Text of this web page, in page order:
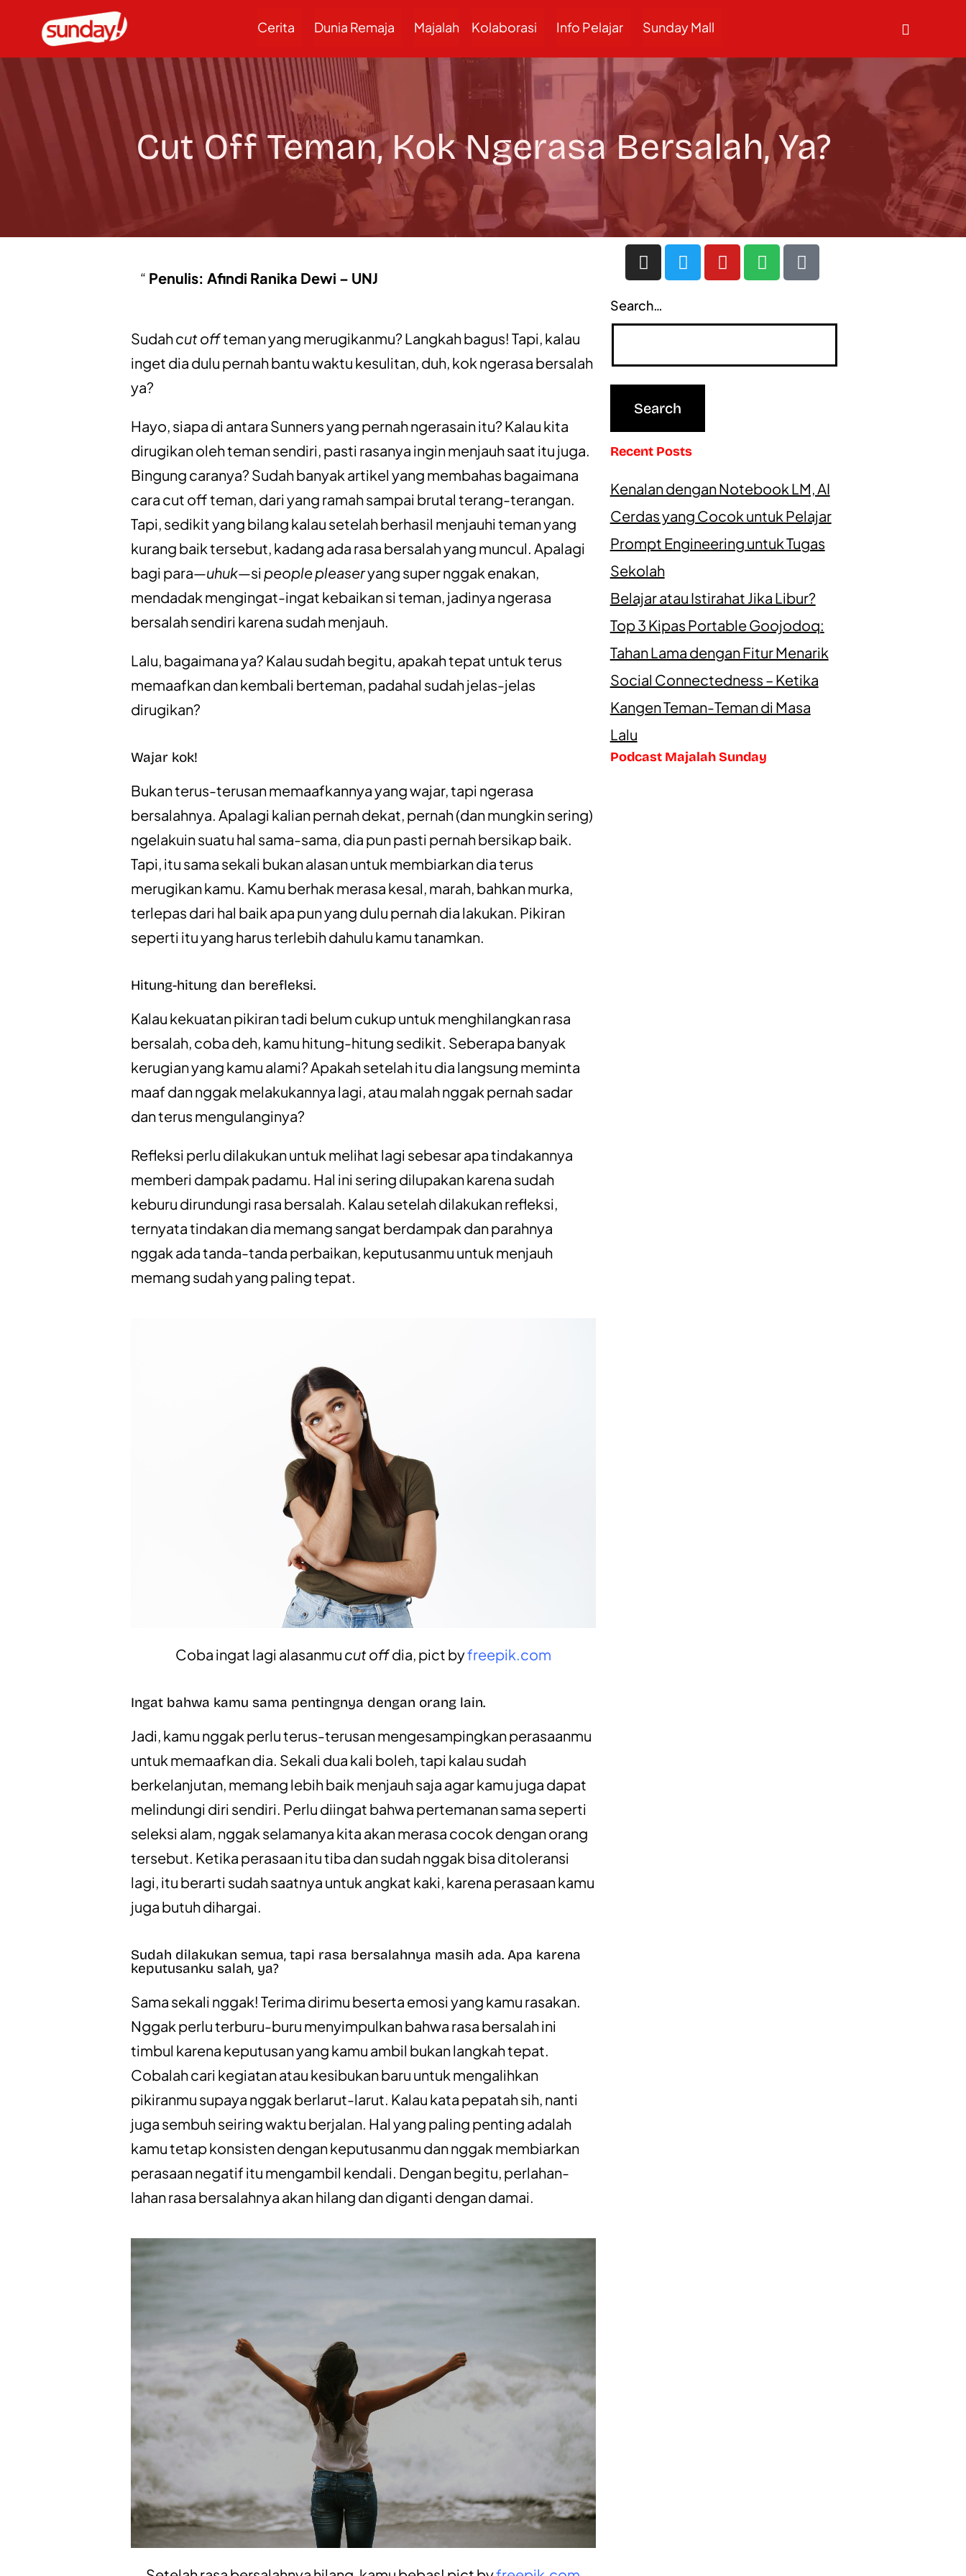
Cerita Dunia Remaja Majalah Kolaborasi Info Pelajar Sunday Mall
Cut Off Teman, Kok Ngerasa Bersalah, Ya?
Penulis: Afindi Ranika Dewi – UNJ
Sudahcut offteman yang merugikanmu? Langkah bagus! Tapi, kalau
inget dia dulu pernah bantu waktu kesulitan, duh, kok ngerasa bersalah
ya?
Hayo, siapa di antara Sunners yang pernah ngerasain itu? Kalau kita
dirugikan oleh teman sendiri, pasti rasanya ingin menjauh saat itu juga.
Bingung caranya? Sudah banyak artikel yang membahas bagaimana
cara cut off teman, dari yang ramah sampai brutal terang-terangan.
Tapi, sedikit yang bilang kalau setelah berhasil menjauhi teman yang
kurang baik tersebut, kadang ada rasa bersalah yang muncul. Apalagi
bagi para—uhuk—si people pleaseryang super nggak enakan,
mendadak mengingat-ingat kebaikan si teman, jadinya ngerasa
bersalah sendiri karena sudah menjauh.
Lalu, bagaimana ya? Kalau sudah begitu, apakah tepat untuk terus
memaafkan dan kembali berteman, padahal sudah jelas-jelas
dirugikan?
Wajar kok!
Bukan terus-terusan memaafkannya yang wajar, tapi ngerasa
bersalahnya. Apalagi kalian pernah dekat, pernah (dan mungkin sering)
ngelakuin suatu hal sama-sama, dia pun pasti pernah bersikap baik.
Tapi, itu sama sekali bukan alasan untuk membiarkan dia terus
merugikan kamu. Kamu berhak merasa kesal, marah, bahkan murka,
terlepas dari hal baik apa pun yang dulu pernah dia lakukan. Pikiran
seperti itu yang harus terlebih dahulu kamu tanamkan.
Hitung-hitung dan berefleksi.
Kalau kekuatan pikiran tadi belum cukup untuk menghilangkan rasa
bersalah, coba deh, kamu hitung-hitung sedikit. Seberapa banyak
kerugian yang kamu alami? Apakah setelah itu dia langsung meminta
maaf dan nggak melakukannya lagi, atau malah nggak pernah sadar
dan terus mengulanginya?
Refleksi perlu dilakukan untuk melihat lagi sebesar apa tindakannya
memberi dampak padamu. Hal ini sering dilupakan karena sudah
keburu dirundungi rasa bersalah. Kalau setelah dilakukan refleksi,
ternyata tindakan dia memang sangat berdampak dan parahnya
nggak ada tanda-tanda perbaikan, keputusanmu untuk menjauh
memang sudah yang paling tepat.
Coba ingat lagi alasanmu cut offdia, pict byfreepik.com
Ingat bahwa kamu sama pentingnya dengan orang lain.
Jadi, kamu nggak perlu terus-terusan mengesampingkan perasaanmu
untuk memaafkan dia. Sekali dua kali boleh, tapi kalau sudah
berkelanjutan, memang lebih baik menjauh saja agar kamu juga dapat
melindungi diri sendiri. Perlu diingat bahwa pertemanan sama seperti
seleksi alam, nggak selamanya kita akan merasa cocok dengan orang
tersebut. Ketika perasaan itu tiba dan sudah nggak bisa ditoleransi
lagi, itu berarti sudah saatnya untuk angkat kaki, karena perasaan kamu
juga butuh dihargai.
Sudah dilakukan semua, tapi rasa bersalahnya masih ada. Apa karena
keputusanku salah, ya?
Sama sekali nggak! Terima dirimu beserta emosi yang kamu rasakan.
Nggak perlu terburu-buru menyimpulkan bahwa rasa bersalah ini
timbul karena keputusan yang kamu ambil bukan langkah tepat.
Cobalah cari kegiatan atau kesibukan baru untuk mengalihkan
pikiranmu supaya nggak berlarut-larut. Kalau kata pepatah sih, nanti
juga sembuh seiring waktu berjalan. Hal yang paling penting adalah
kamu tetap konsisten dengan keputusanmu dan nggak membiarkan
perasaan negatif itu mengambil kendali. Dengan begitu, perlahan-
lahan rasa bersalahnya akan hilang dan diganti dengan damai.
Search…
Recent Posts
Kenalan dengan Notebook LM, AI
Cerdas yang Cocok untuk Pelajar
Prompt Engineering untuk Tugas
Sekolah
Belajar atau Istirahat Jika Libur?
Top 3 Kipas Portable Goojodoq:
Tahan Lama dengan Fitur Menarik
Social Connectedness – Ketika
Kangen Teman-Teman di Masa
Lalu
Podcast Majalah Sunday